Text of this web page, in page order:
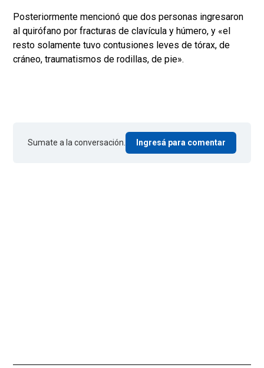
Posteriormente mencionó que dos personas ingresaron
al quirófano por fracturas de clavícula y húmero, y «el
resto solamente tuvo contusiones leves de tórax, de
cráneo, traumatismos de rodillas, de pie».
Sumate a la conversación. Ingresá para comentar